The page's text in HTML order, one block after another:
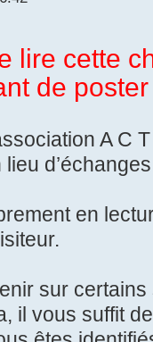
lire cette
de poster
A C
en
sur
il vous suffit